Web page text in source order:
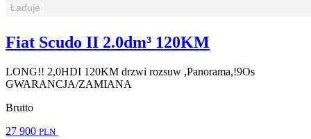
Fiat Scudo II 2.0dm³ 120KM
LONG!! 2,0HDI 120KM drzwi rozsuw ,Panorama,!9Os
GWARANCJA/ZAMIANA
Brutto
27 900 PLN